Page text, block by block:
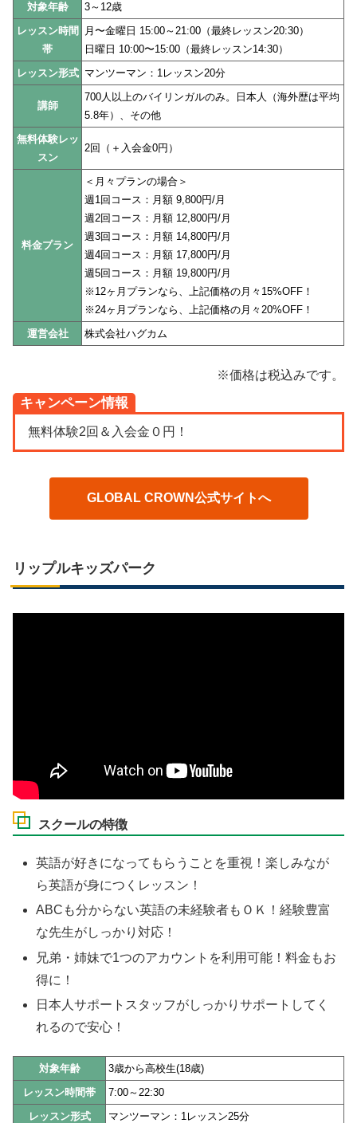
対象年齢
3～12歳
レッスン時間
帯
月〜金曜日 15:00～21:00（最終レッスン20:30）
日曜日 10:00〜15:00（最終レッスン14:30）
レッスン形式 マンツーマン：1レッスン20分
講師
700人以上のバイリンガルのみ。日本人（海外歴は平均
5.8年）、その他
無料体験レッ
スン
2回（＋入会金0円）
料金プラン
＜月々プランの場合＞
週1回コース：月額 9,800円/月
週2回コース：月額 12,800円/月
週3回コース：月額 14,800円/月
週4回コース：月額 17,800円/月
週5回コース：月額 19,800円/月
※12ヶ月プランなら、上記価格の月々15%OFF！
※24ヶ月プランなら、上記価格の月々20%OFF！
運営会社
株式会社ハグカム
※価格は税込みです。
キャンペーン情報
無料体験2回＆入会金０円！
GLOBAL CROWN公式サイトへ
リップルキッズパーク
スクールの特徴
英語が好きになってもらうことを重視！楽しみなが
ら英語が身につくレッスン！
ABCも分からない英語の未経験者もＯＫ！経験豊富
な先生がしっかり対応！
兄弟・姉妹で1つのアカウントを利用可能！料金もお
得に！
日本人サポートスタッフがしっかりサポートしてく
れるので安心！
対象年齢
3歳から高校生(18歳)
レッスン時間帯
7:00～22:30
レッスン形式
マンツーマン：1レッスン25分